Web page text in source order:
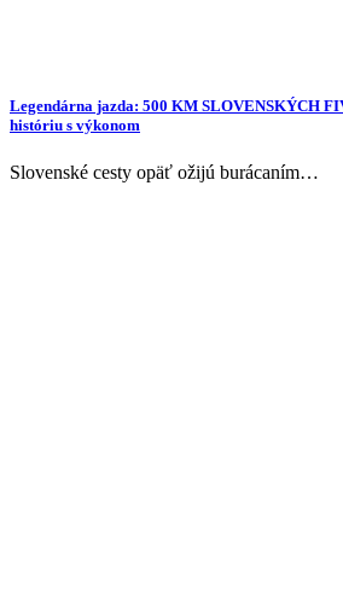
Legendárna jazda: 500 KM SLOVENSKÝCH
históriu s výkonom
Slovenské cesty opäť ožijú burácaním…